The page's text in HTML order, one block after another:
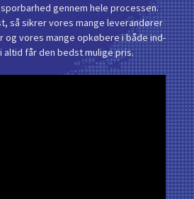
gennem hele processen.
så sikrer vores mange leverandører
vores mange opkøbere i både ind-
altid får den bedst mulige pris.